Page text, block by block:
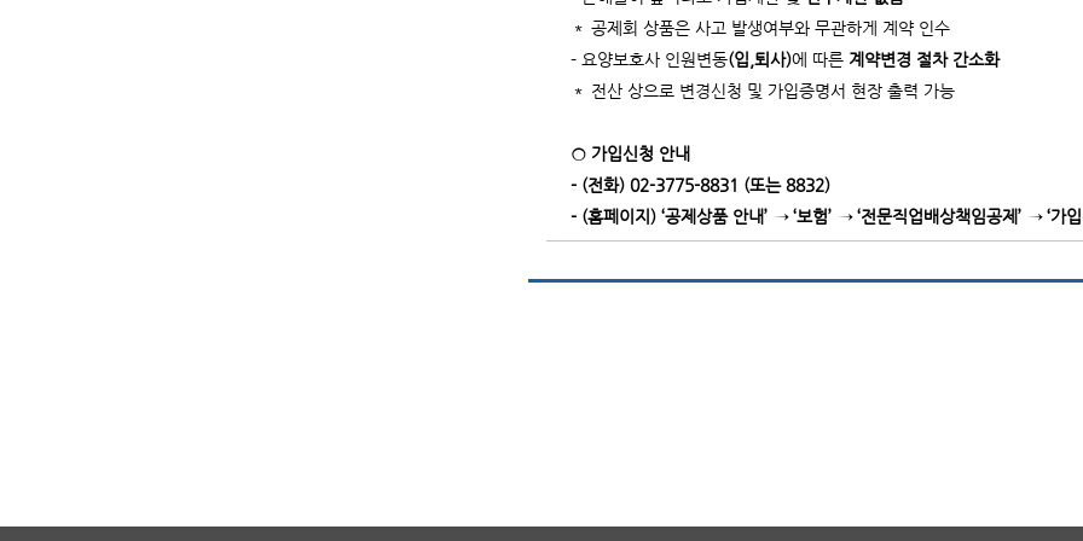
＊ 공제회 상품은 사고 발생여부와 무관하게 계약 인수
- 요양보호사 인원변동(입,퇴사)에 따른 계약변경 절차 간소화
＊ 전산 상으로 변경신청 및 가입증명서 현장 출력 가능
○ 가입신청 안내
- (전화) 02-3775-8831 (또는 8832)
- (홈페이지) ‘공제상품 안내’ → ‘보험’ → ‘전문직업배상책임공제’ → ‘가입